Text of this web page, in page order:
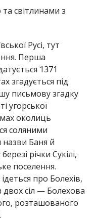
та світлинами з
Русі, тут
Перша
1371
згадується під
письмову згадку
угорської
околиць
соляними
назви Баня й
річки Сукілі,
поселення.
про Болехів,
сіл — Болехова
розташованого